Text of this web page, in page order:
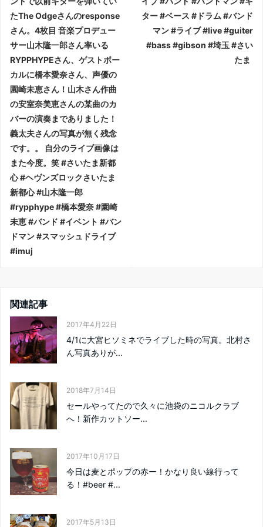
たThe Odgeさんのresponse
さん。4枚目 音楽プロデュー
サー山木隆一郎さん率いる
RYPPHYPEさん、ゲストボー
カルに橋本愛奈さん、声優の
園崎未恵さん！山木さん作曲
の安室奈美恵さんの某曲のカ
バーの演奏までありました！
義太夫さんの写真が無く残念
です。。 自分のライブ画像は
また今度。笑 #さいたま新都
心 #ヘヴンズロックさいたま
新都心 #山木隆一郎
#rypphype #橋本愛奈 #園崎
未恵 #バンド #イベント #バン
ドマン #スマッシュドライブ
#imuj
ター #ベース #ドラム #バンド
マン #ライブ #live #guiter
#bass #gibson #埼玉 #さい
たま
関連記事
2017年4月22日
4/1に大宮ヒソミネでライブした時の写真。北村さ
ん写真ありが...
2018年7月14日
セールやってたので久々に池袋のニコルクラブ
へ！新作カットソー...
2017年10月17日
今日は麦とポップの赤ー！かなり良い線行って
る！#beer #...
2017年5月13日